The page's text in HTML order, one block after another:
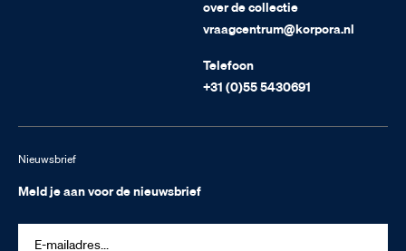
over de collectie
vraagcentrum@korpora.nl
Telefoon
+31 (0)55 5430691
Nieuwsbrief
Meld je aan voor de nieuwsbrief